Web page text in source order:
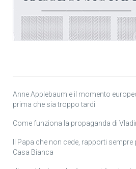
Anne Applebaum e il momento
prima che sia troppo tardi
Come funziona la propaganda di
Il Papa che non cede, rapporti
Casa Bianca